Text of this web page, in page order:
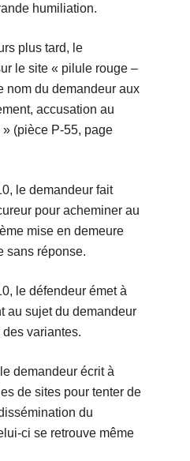
humiliation.
plus tard, le
le site « pilule rouge –
nom du demandeur aux
accusation au
(pièce P-55, page
le demandeur fait
pour acheminer au
mise en demeure
sans réponse.
le défendeur émet à
au sujet du demandeur
variantes.
écrit à
de sites pour tenter de
du
ci se retrouve même